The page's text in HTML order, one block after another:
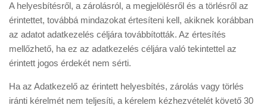
A helyesbítésről, a zárolásról, a megjelölésről és a törlésről az
érintettet, továbbá mindazokat értesíteni kell, akiknek korábban
az adatot adatkezelés céljára továbbították. Az értesítés
mellőzhető, ha ez az adatkezelés céljára való tekintettel az
érintett jogos érdekét nem sérti.
Ha az Adatkezelő az érintett helyesbítés, zárolás vagy törlés
iránti kérelmét nem teljesíti, a kérelem kézhezvételét követő 30